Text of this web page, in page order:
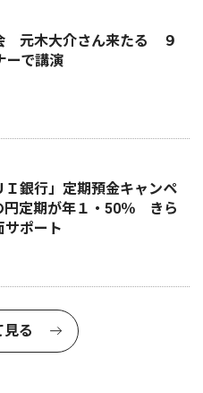
元木大介さん来たる ９
で講演
Ｉ銀行」定期預金キャンペ
定期が年１・50％ きら
サポート
見る